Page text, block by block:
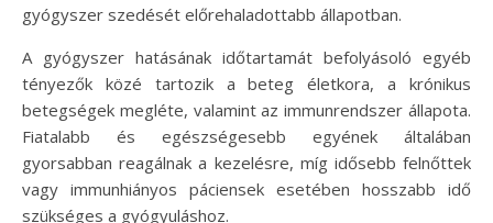
gyógyszer szedését előrehaladottabb állapotban.
A gyógyszer hatásának időtartamát befolyásoló egyéb
tényezők közé tartozik a beteg életkora, a krónikus
betegségek megléte, valamint az immunrendszer állapota.
Fiatalabb és egészségesebb egyének általában
gyorsabban reagálnak a kezelésre, míg idősebb felnőttek
vagy immunhiányos páciensek esetében hosszabb idő
szükséges a gyógyuláshoz.